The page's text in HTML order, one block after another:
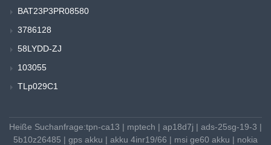
BAT23P3PR08580
3786128
58LYDD-ZJ
103055
TLp029C1
Heiße Suchanfrage:tpn-ca13 | mptech | ap18d7j | ads-25sg-19-3 |
5b10z26485 | gps akku | akku 4inr19/66 | msi ge60 akku | nokia